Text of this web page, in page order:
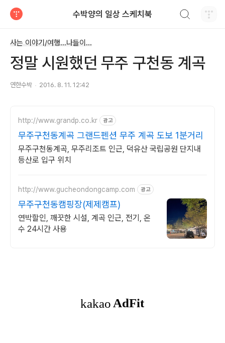
수박양의 일상 스케치북
사는 이야기/여행...나들이...
정말 시원했던 무주 구천동 계곡
연한수박 2016. 8. 11. 12:42
http://www.grandp.co.kr 광고
무주구천동계곡 그랜드펜션 무주 계곡 도보 1분거리
무주구천동계곡, 무주리조트 인근, 덕유산 국립공원 단지내
등산로 입구 위치
http://www.gucheondongcamp.com 광고
무주구천동캠핑장(제제캠프)
연박할인, 깨끗한 시설, 계곡 인근, 전기, 온
수 24시간 사용